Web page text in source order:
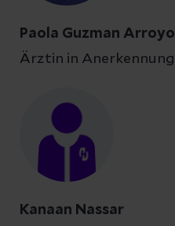
Paola Guzman Arroyo
Ärztin in Anerkennung
Kanaan Nassar